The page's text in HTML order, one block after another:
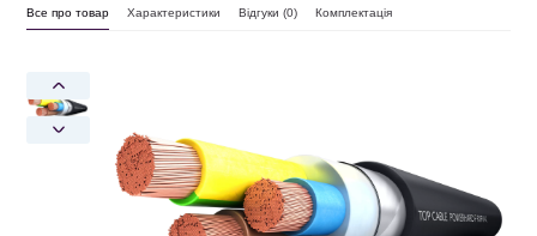
Все про товар Характеристики Відгуки (0) Комплектація